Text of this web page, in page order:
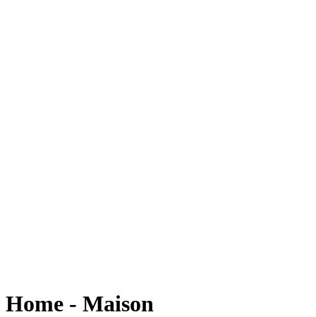
Home - Maison